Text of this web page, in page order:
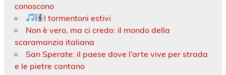
conoscono
I tormentoni estivi
Non è vero, ma ci credo: il mondo della
scaramanzia italiana
San Sperate: il paese dove l’arte vive per strada
e le pietre cantano